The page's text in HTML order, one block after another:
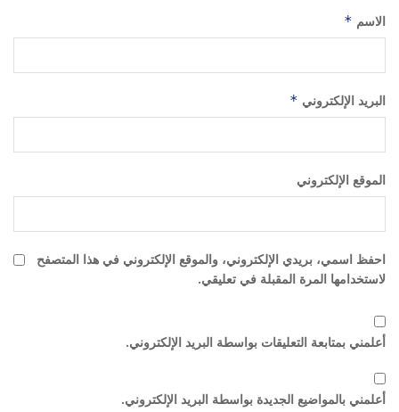
الاسم *
البريد الإلكتروني *
الموقع الإلكتروني
احفظ اسمي، بريدي الإلكتروني، والموقع الإلكتروني في هذا المتصفح
لاستخدامها المرة المقبلة في تعليقي.
أعلمني بمتابعة التعليقات بواسطة البريد الإلكتروني.
أعلمني بالمواضيع الجديدة بواسطة البريد الإلكتروني.